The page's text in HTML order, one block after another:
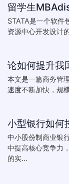
STATA是一个软件
资源中心开发设计
本文是一篇商务管
速度不断加快，规
中小股份制商业银
中提高核心竞争力
的实...